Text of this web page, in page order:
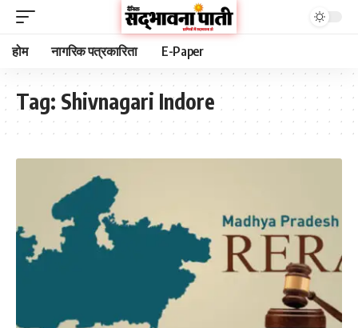
होम नागरिक पत्रकारिता E-Paper
Tag: Shivnagari Indore